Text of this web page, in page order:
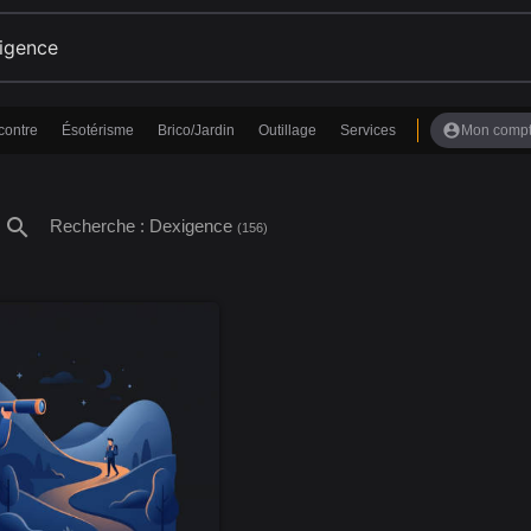
Ésotérisme Brico/Jardin Outillage Services account_circle Mon
search Recherche : Dexigence (156)